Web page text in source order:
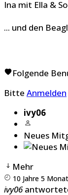
Ina mit Ella &
... und den
Folgende
Bitte Anmelden
ivy06
Neues
Mehr
10 Jahre 5
ivy06